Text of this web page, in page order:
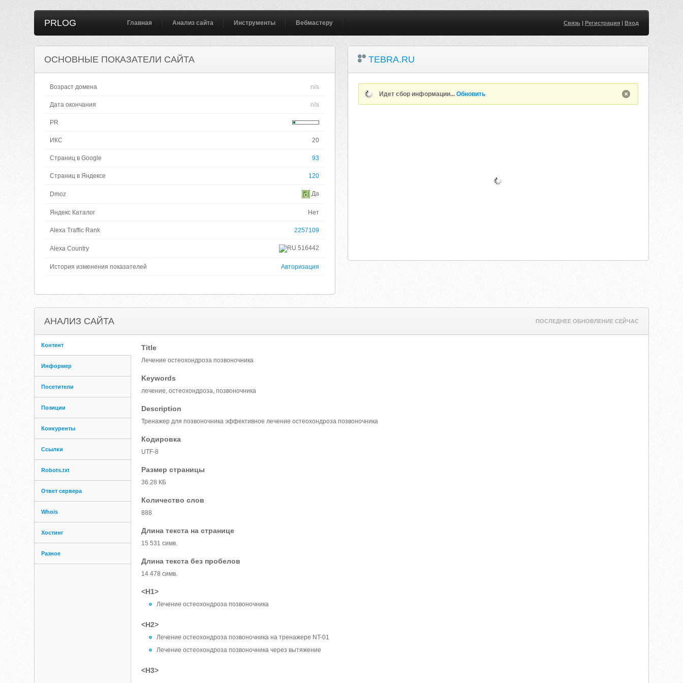
PRLOG Главная Анализ сайта Инструменты Вебмастеру Связь| Регистрация| Вход
ОСНОВНЫЕ ПОКАЗАТЕЛИ САЙТА
Возраст домена n/a
Дата окончания n/a
PR
ИКС 20
Страниц в Google 93
Страниц в Яндексе 120
Dmoz Да
Яндекс Каталог Нет
Alexa Traffic Rank 2257109
Alexa Country 516442
История изменения показателей Авторизация
TEBRA.RU
Идет сбор информации...Обновить
АНАЛИЗ САЙТА ПОСЛЕДНЕЕ ОБНОВЛЕНИЕ СЕЙЧАС
Контент
Информер
Посетители
Позиции
Конкуренты
Ссылки
Robots.txt
Ответ сервера
Whois
Хостинг
Разное
Title
Лечение остеохондроза позвоночника
Keywords
лечение, остеохондроза, позвоночника
Description
Тренажер для позвоночника эффективное лечение остеохондроза позвоночника
Кодировка
UTF-8
Размер страницы
36.28 КБ
Количество слов
888
Длина текста на странице
15 531 симв.
Длина текста без пробелов
14 478 симв.
<H1>
Лечение остеохондроза позвоночника
<H2>
Лечение остеохондроза позвоночника на тренажере NT-01
Лечение остеохондроза позвоночника через вытяжение
<H3>